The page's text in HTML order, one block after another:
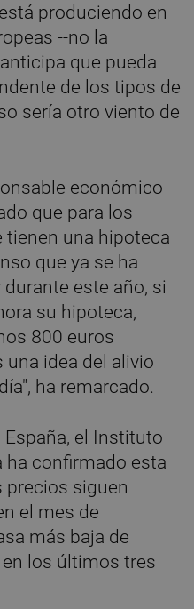
produciendo en
--no la
que pueda
de los tipos de
sería otro viento de
económico
que para los
tienen una hipoteca
que ya se ha
este año, si
su hipoteca,
800 euros
una idea del alivio
ha remarcado.
el Instituto
ha confirmado esta
precios siguen
el mes de
más baja de
los últimos tres